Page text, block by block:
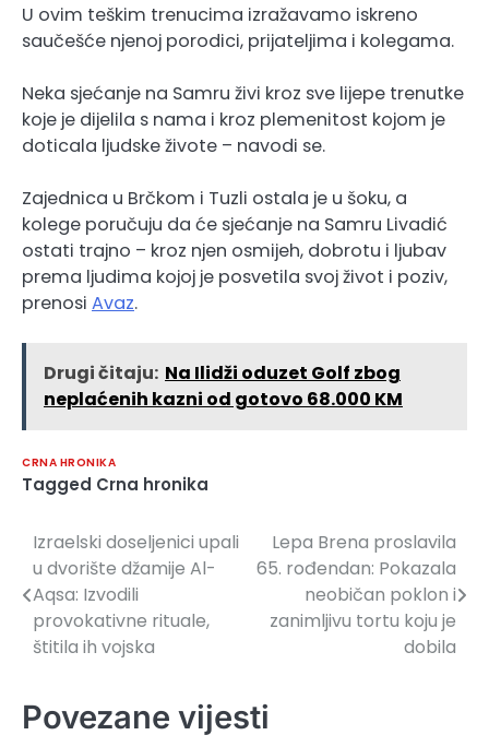
U ovim teškim trenucima izražavamo iskreno
saučešće njenoj porodici, prijateljima i kolegama.
Neka sjećanje na Samru živi kroz sve lijepe trenutke
koje je dijelila s nama i kroz plemenitost kojom je
doticala ljudske živote – navodi se.
Zajednica u Brčkom i Tuzli ostala je u šoku, a
kolege poručuju da će sjećanje na Samru Livadić
ostati trajno – kroz njen osmijeh, dobrotu i ljubav
prema ljudima kojoj je posvetila svoj život i poziv,
prenosi Avaz.
Drugi čitaju: Na Ilidži oduzet Golf zbog
neplaćenih kazni od gotovo 68.000 KM
CRNA HRONIKA
Tagged Crna hronika
Navigacija
članaka
Izraelski doseljenici upali
u dvorište džamije Al-
Aqsa: Izvodili
provokativne rituale,
štitila ih vojska
Lepa Brena proslavila
65. rođendan: Pokazala
neobičan poklon i
zanimljivu tortu koju je
dobila
Povezane vijesti